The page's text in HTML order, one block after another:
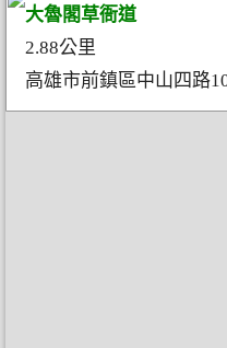
大魯閣草衙道
2.88公里
高雄市前鎮區中山四路